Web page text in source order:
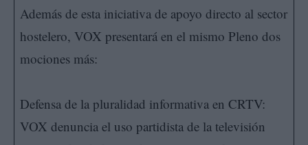
Además de esta iniciativa de apoyo directo al sector
hostelero, VOX presentará en el mismo Pleno dos
mociones más:
Defensa de la pluralidad informativa en CRTV:
VOX denuncia el uso partidista de la televisión